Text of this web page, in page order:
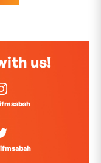
us!